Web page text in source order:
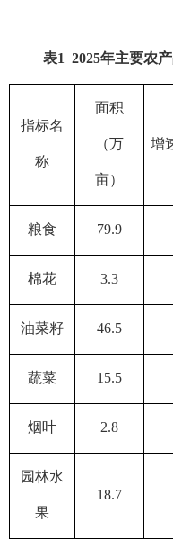
表1 2025年主要农
指标名
称
面积
（万
亩）
增
粮食 79.9
棉花 3.3
油菜籽 46.5
蔬菜 15.5
烟叶 2.8
园林水
果
18.7